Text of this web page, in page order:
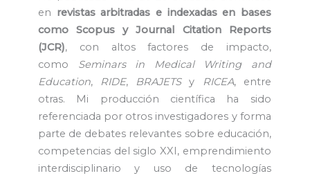
en revistas arbitradas e indexadas en bases
como Scopus y Journal Citation Reports
(JCR), con altos factores de impacto,
como Seminars in Medical Writing and
Education, RIDE, BRAJETSy RICEA, entre
otras. Mi producción científica ha sido
referenciada por otros investigadores y forma
parte de debates relevantes sobre educación,
competencias del siglo XXI, emprendimiento
interdisciplinario y uso de tecnologías